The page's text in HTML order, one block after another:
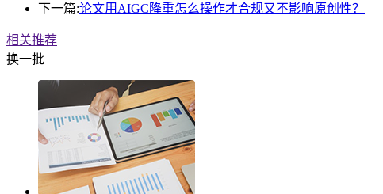
下一篇:论文用AIGC降重怎么操作才合规又不影响原创性？
相关推荐
换一批